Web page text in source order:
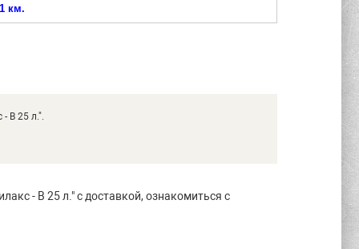
км.
В 25 л.".
- В 25 л." с доставкой, ознакомиться с